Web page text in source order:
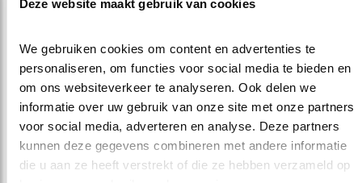
Deze website maakt gebruik van cookies
We gebruiken cookies om content en advertenties te
personaliseren, om functies voor social media te bieden en
om ons websiteverkeer te analyseren. Ook delen we
informatie over uw gebruik van onze site met onze partners
voor social media, adverteren en analyse. Deze partners
kunnen deze gegevens combineren met andere informatie
die u aan ze heeft verstrekt of die ze hebben verzameld op
Aan de buitenkant kun je nooit weten waar een dier aan
huisdier besmettelijke ziekte bij zich dragen [zoönose].
Om het risico op besmetting zo klein mogelijk te houden
is daarom het dringende advies dode of zieke vogels
niet zelf aan te raken en op te rapen. Als je dode vogels
vindt kun je dit melden via deze link:
https://www.rijksoverheid.nl/onderwerpen/vogelgriep/
en-antwoord/ik-heb-een-dode-vogel-gevonden-wat-